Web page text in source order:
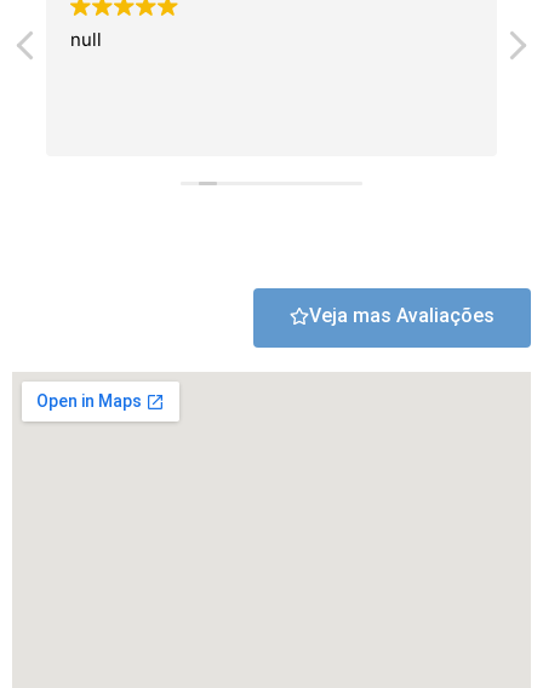
null
Veja mas Avaliações